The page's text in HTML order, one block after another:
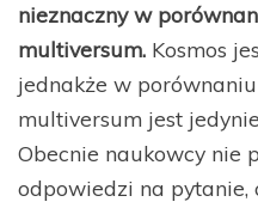
nieznaczny w
multiversum. Kosmos
jednakże w
multiversum jest
Obecnie naukowcy nie
odpowiedzi na pytanie,